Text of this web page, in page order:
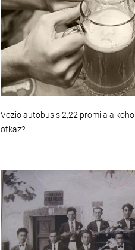
Vozio autobus s 2,22 promila
otkaz?